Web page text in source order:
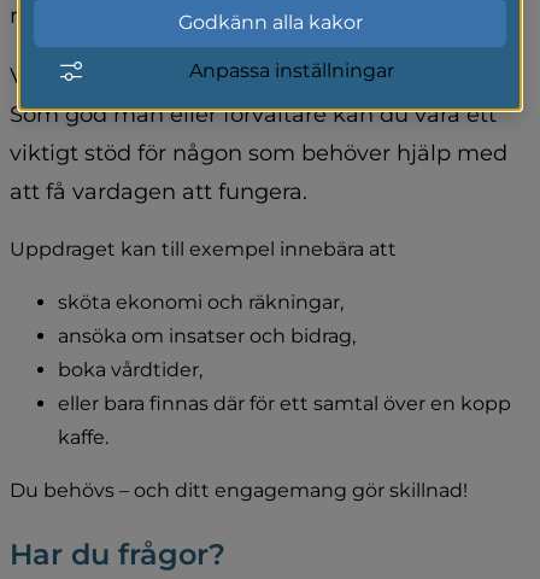
rättshandlingar och personliga frågor.
Vill du göra skillnad i en annan människas liv?
Som god man eller förvaltare kan du vara ett
viktigt stöd för någon som behöver hjälp med
att få vardagen att fungera.
Uppdraget kan till exempel innebära att
sköta ekonomi och räkningar,
ansöka om insatser och bidrag,
boka vårdtider,
eller bara finnas där för ett samtal över en kopp
kaffe.
Du behövs – och ditt engagemang gör skillnad!
Har du frågor?
Godkänn alla kakor
Anpassa inställningar